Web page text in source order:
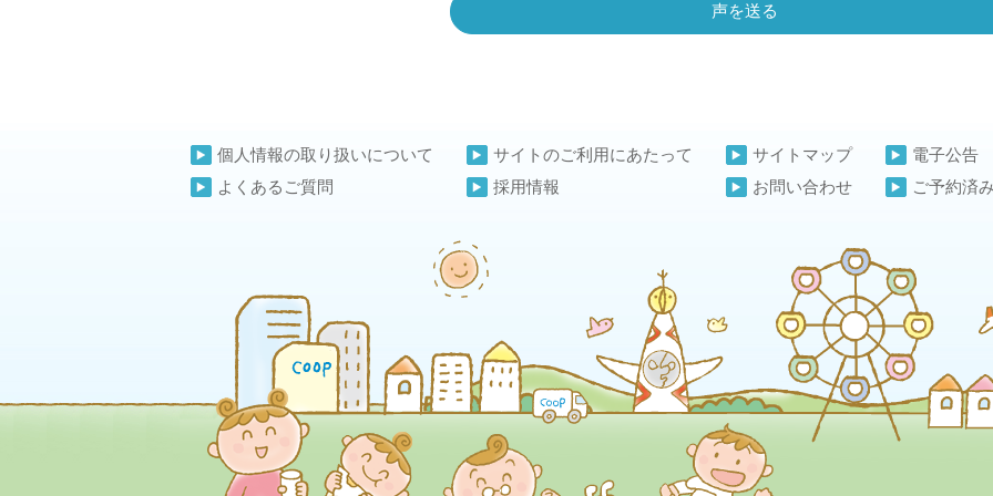
声を送る
個人情報の取り扱いについて
よくあるご質問
サイトのご利用にあたって
採用情報
サイトマップ
お問い合わせ
電子公告
ご予約済